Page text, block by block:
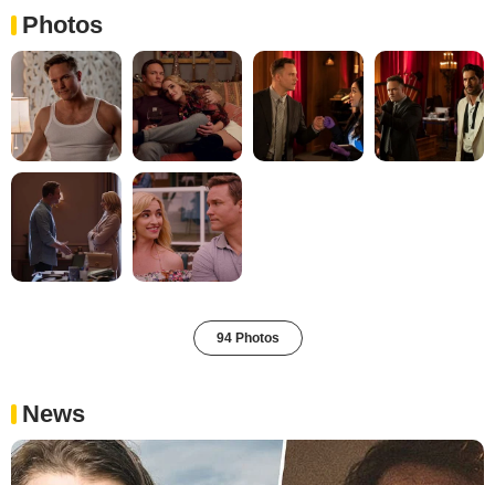
Photos
94 Photos
News